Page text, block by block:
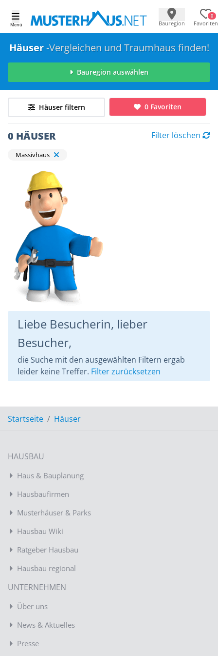
Menü Bauregion
0
Favoriten
Häuser-Vergleichen und Traumhaus finden!
Bauregion auswählen
Häuser filtern 0 Favoriten
0 HÄUSER Filter löschen
Massivhaus
Liebe Besucherin, lieber
Besucher,
die Suche mit den ausgewählten Filtern ergab
leider keine Treffer. Filter zurücksetzen
Startseite Häuser
HAUSBAU
Haus & Bauplanung
Hausbaufirmen
Musterhäuser & Parks
Hausbau Wiki
Ratgeber Hausbau
Hausbau regional
UNTERNEHMEN
Über uns
News & Aktuelles
Presse